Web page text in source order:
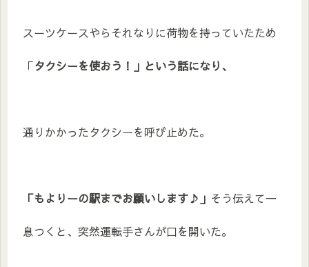
スーツケースやらそれなりに荷物を持っていたため
「タクシーを使おう！」という話になり、
通りかかったタクシーを呼び止めた。
「もよりーの駅までお願いします♪」 そう伝えて一
息つくと、突然運転手さんが口を開いた。